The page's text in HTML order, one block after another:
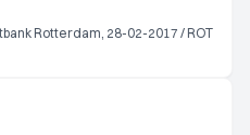
Rotterdam, 28-02-2017 / ROT